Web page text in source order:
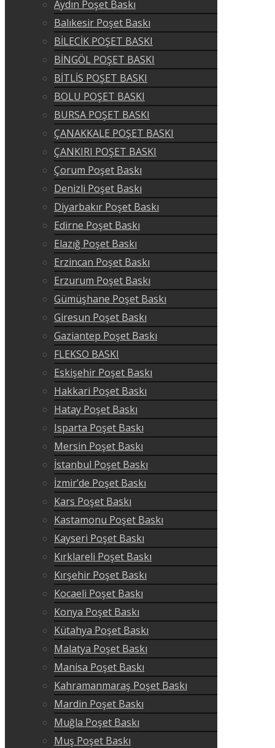
Aydın Poşet Baskı
Balıkesir Poşet Baskı
BİLECİK POŞET BASKI
BİNGÖL POŞET BASKI
BİTLİS POŞET BASKI
BOLU POŞET BASKI
BURSA POŞET BASKI
ÇANAKKALE POŞET BASKI
ÇANKIRI POŞET BASKI
Çorum Poşet Baskı
Denizli Poşet Baskı
Diyarbakır Poşet Baskı
Edirne Poşet Baskı
Elazığ Poşet Baskı
Erzincan Poşet Baskı
Erzurum Poşet Baskı
Gümüşhane Poşet Baskı
Giresun Poşet Baskı
Gaziantep Poşet Baskı
FLEKSO BASKI
Eskişehir Poşet Baskı
Hakkari Poşet Baskı
Hatay Poşet Baskı
Isparta Poşet Baskı
Mersin Poşet Baskı
İstanbul Poşet Baskı
İzmir’de Poşet Baskı
Kars Poşet Baskı
Kastamonu Poşet Baskı
Kayseri Poşet Baskı
Kırklareli Poşet Baskı
Kırşehir Poşet Baskı
Kocaeli Poşet Baskı
Konya Poşet Baskı
Kütahya Poşet Baskı
Malatya Poşet Baskı
Manisa Poşet Baskı
Kahramanmaraş Poşet Baskı
Mardin Poşet Baskı
Muğla Poşet Baskı
Muş Poşet Baskı